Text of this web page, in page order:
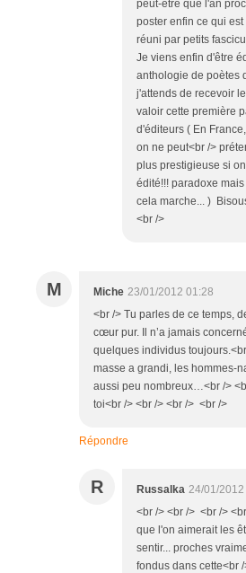
peut-être que l'an
poster enfin ce qui
réuni par petits
Je viens enfin d'être
anthologie de poètes
j'attends de recevoir
valoir cette première
d'éditeurs ( En
on ne peut<br />
plus prestigieuse si
édité!!! paradoxe
cela marche... )
<br />
M Miche 23/01/2012 01:28
<br /> Tu parles de ce temps,
cœur pur. Il n’a jamais
quelques individus
masse a grandi, les hommes-
aussi peu nombreux…<br />
toi<br /> <br /> <br /> <br />
Répondre
R Russalka 24/01/
<br /> <br /> <br />
que l'on aimerait les
sentir... proches
fondus dans cette<br